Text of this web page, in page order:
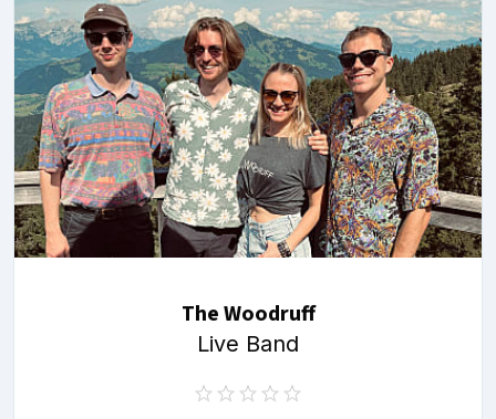
The Woodruff
Live Band